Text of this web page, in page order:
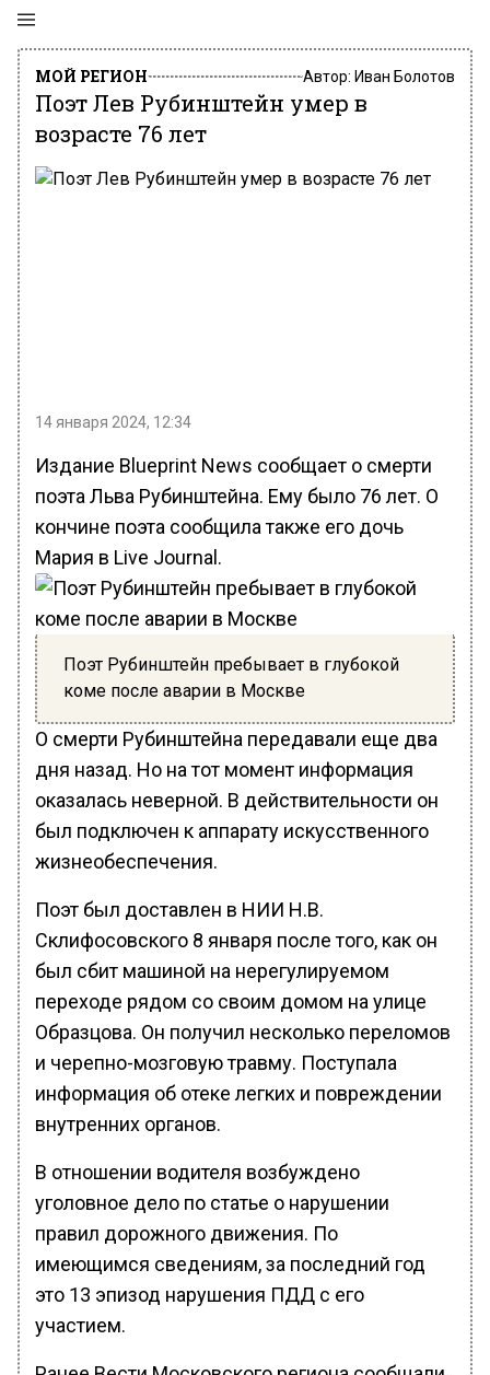
МОЙ РЕГИОН Автор: Иван Болотов
Поэт Лев Рубинштейн умер в
возрасте 76 лет
14 января 2024, 12:34
Издание Blueprint News сообщает о смерти
поэта Льва Рубинштейна. Ему было 76 лет. О
кончине поэта сообщила также его дочь
Мария в Live Journal.
Поэт Рубинштейн пребывает в глубокой
коме после аварии в Москве
О смерти Рубинштейна передавали еще два
дня назад. Но на тот момент информация
оказалась неверной. В действительности он
был подключен к аппарату искусственного
жизнеобеспечения.
Поэт был доставлен в НИИ Н.В.
Склифосовского 8 января после того, как он
был сбит машиной на нерегулируемом
переходе рядом со своим домом на улице
Образцова. Он получил несколько переломов
и черепно-мозговую травму. Поступала
информация об отеке легких и повреждении
внутренних органов.
В отношении водителя возбуждено
уголовное дело по статье о нарушении
правил дорожного движения. По
имеющимся сведениям, за последний год
это 13 эпизод нарушения ПДД с его
участием.